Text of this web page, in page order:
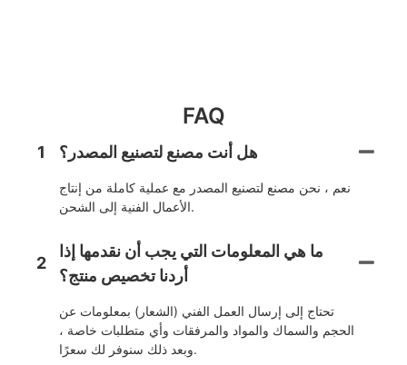
FAQ
1 هل أنت مصنع لتصنيع المصدر؟
نعم ، نحن مصنع لتصنيع المصدر مع عملية كاملة من إنتاج
الأعمال الفنية إلى الشحن.
2
ما هي المعلومات التي يجب أن نقدمها إذا
أردنا تخصيص منتج؟
تحتاج إلى إرسال العمل الفني (الشعار) بمعلومات عن
الحجم والسماك والمواد والمرفقات وأي متطلبات خاصة ،
وبعد ذلك سنوفر لك سعرًا.